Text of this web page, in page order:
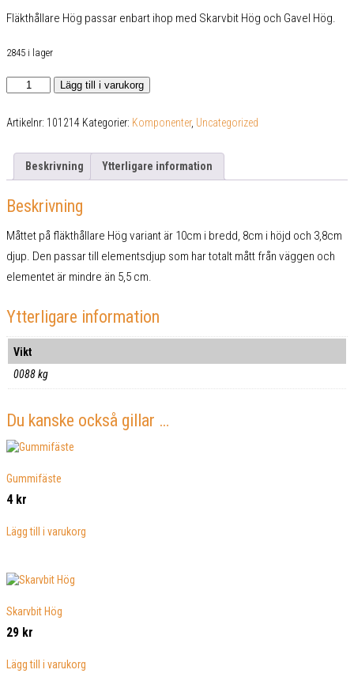
Fläkthållare Hög passar enbart ihop med Skarvbit Hög och Gavel Hög.
2845 i lager
Fläkthållare Lägg till i varukorg
Artikelnr: 101214 Kategorier: Komponenter, Uncategorized
Beskrivning Ytterligare information
Beskrivning
Måttet på fläkthållare Hög variant är 10cm i bredd, 8cm i höjd och 3,8cm
djup. Den passar till elementsdjup som har totalt mått från väggen och
elementet är mindre än 5,5 cm.
Ytterligare information
Vikt
0088 kg
Du kanske också gillar …
Gummifäste
4 kr
Lägg till i varukorg
Skarvbit Hög
29 kr
Lägg till i varukorg